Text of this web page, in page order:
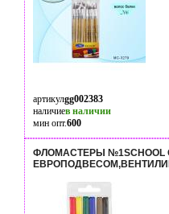
артикулgg002383
наличиев наличии
мин опт.600
ФЛОМАСТЕРЫ №1SCHOOL